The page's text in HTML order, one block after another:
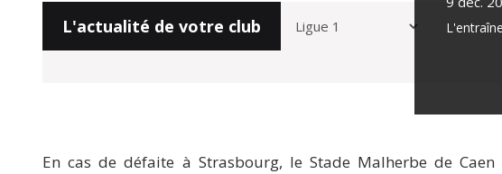
L'actualité de votre club
En cas de défaite à Strasbourg, le Stade Malherbe de Caen